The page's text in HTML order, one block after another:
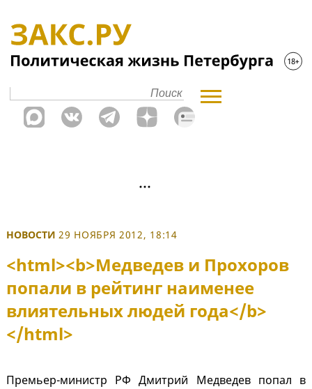
НОВОСТИ 29 НОЯБРЯ 2012, 18:14
<html><b>Медведев и Прохоров
попали в рейтинг наименее
влиятельных людей года</b>
</html>
Премьер-министр РФ Дмитрий Медведев попал в